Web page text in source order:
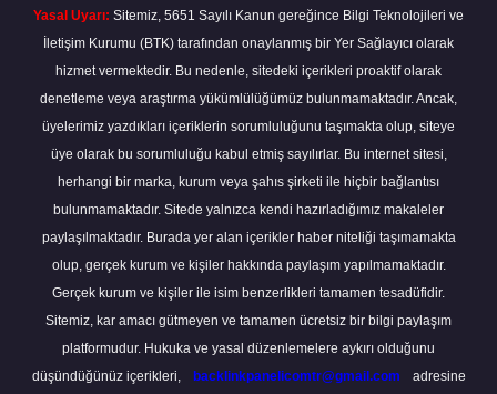
Yasal Uyarı: Sitemiz, 5651 Sayılı Kanun gereğince Bilgi Teknolojileri ve
İletişim Kurumu (BTK) tarafından onaylanmış bir Yer Sağlayıcı olarak
hizmet vermektedir. Bu nedenle, sitedeki içerikleri proaktif olarak
denetleme veya araştırma yükümlülüğümüz bulunmamaktadır. Ancak,
üyelerimiz yazdıkları içeriklerin sorumluluğunu taşımakta olup, siteye
üye olarak bu sorumluluğu kabul etmiş sayılırlar. Bu internet sitesi,
herhangi bir marka, kurum veya şahıs şirketi ile hiçbir bağlantısı
bulunmamaktadır. Sitede yalnızca kendi hazırladığımız makaleler
paylaşılmaktadır. Burada yer alan içerikler haber niteliği taşımamakta
olup, gerçek kurum ve kişiler hakkında paylaşım yapılmamaktadır.
Gerçek kurum ve kişiler ile isim benzerlikleri tamamen tesadüfidir.
Sitemiz, kar amacı gütmeyen ve tamamen ücretsiz bir bilgi paylaşım
platformudur. Hukuka ve yasal düzenlemelere aykırı olduğunu
düşündüğünüz içerikleri,
backlinkpanelicomtr@gmail.com adresine